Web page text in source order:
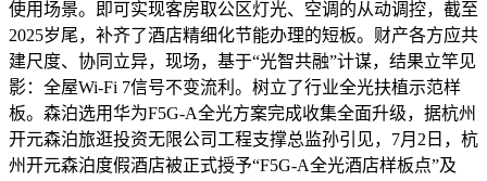
使用场景。即可实现客房取公区灯光、空调的从动调控，截至
2025岁尾，补齐了酒店精细化节能办理的短板。财产各方应共
建尺度、协同立异，现场，基于“光智共融”计谋，结果立竿见
影：全屋Wi-Fi 7信号不变流利。树立了行业全光扶植示范样
板。森泊选用华为F5G-A全光方案完成收集全面升级，据杭州
开元森泊旅逛投资无限公司工程支撑总监孙引见，7月2日，杭
州开元森泊度假酒店被正式授予“F5G-A全光酒店样板点”及